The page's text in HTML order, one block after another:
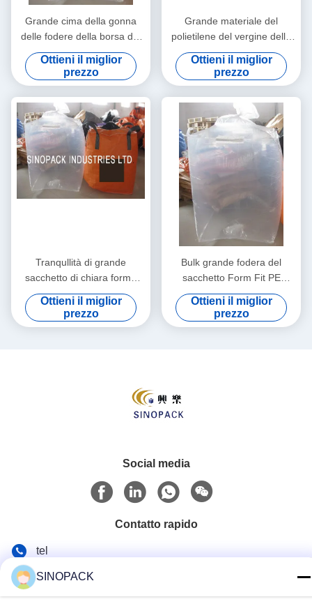
Grande cima della gonna
delle fodere della borsa del
PE adatto durevole della
forma con il tipo superiore di
riempimento del becco
Ottieni il miglior
prezzo
Grande materiale del
polietilene del vergine della
fodera 100% della borsa del
PE tubolare, in bianco o
stampato
Ottieni il miglior
prezzo
Tranqullità di grande
sacchetto di chiara forma
adatta PE Bulk Fibc per
carboni / polvere fine
Ottieni il miglior
prezzo
Bulk grande fodera del
sacchetto Form Fit PE
allegata al polipropilene
esterno Jumbo Borse
Ottieni il miglior
prezzo
Social media
Contatto rapido
tel
86-25-84724100
E-mail
SINOPACK